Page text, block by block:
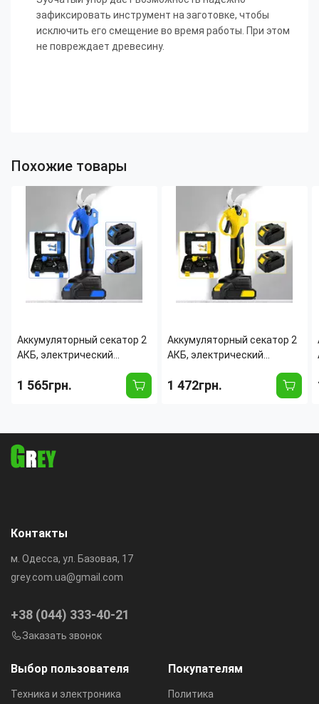
зафиксировать инструмент на заготовке, чтобы
исключить его смещение во время работы. При этом
не повреждает древесину.
Похожие товары
Аккумуляторный секатор 2
АКБ, электрический
лезвия SK5, кейс, зарядка
1 565грн.
Аккумуляторный секатор 2
АКБ, электрический
лезвия SK5, кейс, зарядка
1 472грн.
Выбор пользователя
Техника и электроника
Покупателям
Политика
Контакты
м. Одесса, ул. Базовая, 17
grey.com.ua@gmail.com
+38 (044) 333-40-21
Заказать звонок